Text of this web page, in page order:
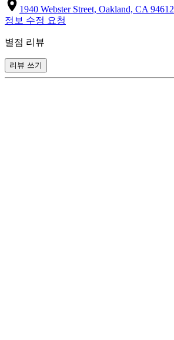
1940 Webster Street, Oakland, CA 94612
정보 수정 요청
별점 리뷰
리뷰 쓰기